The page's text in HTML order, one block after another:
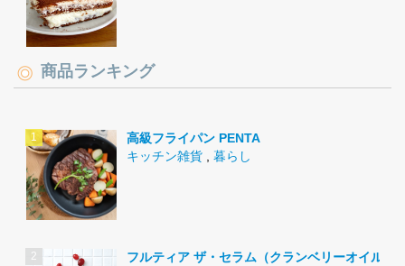
商品ランキング
高級フライパン PENTA
キッチン雑貨
暮らし
フルティア ザ・セラム（クランベリーオイル）